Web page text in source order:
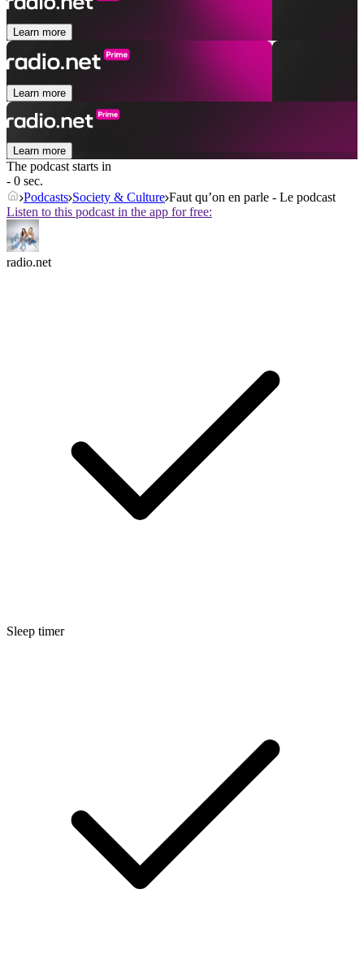
Learn more
Learn more
Learn more
The podcast starts in
- 0 sec.
Podcasts Society & Culture Faut qu’on en parle - Le podcast
Listen to this podcast in the app for free:
radio.net
Sleep timer